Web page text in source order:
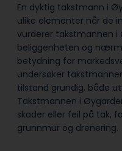
En dyktig takstmann i
ulike elementer når de
vurderer takstmannen
beliggenheten og
betydning for
undersøker
tilstand grundig, både
Takstmannen i
skader eller feil på tak,
grunnmur og drenering.